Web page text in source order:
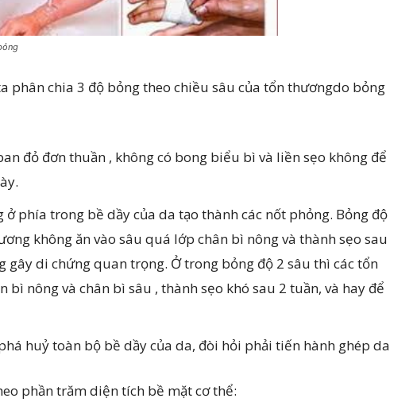
phân chia 3 độ bỏng theo chiều sâu của tổn thươngdo bỏng
đỏ đơn thuần , không có bong biểu bì và liền sẹo không để
ở phía trong bề dầy của da tạo thành các nốt phỏng. Bỏng độ
không ăn vào sâu quá lớp chân bì nông và thành sẹo sau
gây di chứng quan trọng. Ở trong bỏng độ 2 sâu thì các tổn
bì nông và chân bì sâu , thành sẹo khó sau 2 tuần, và hay để
huỷ toàn bộ bề dầy của da, đòi hỏi phải tiến hành ghép da
phần trăm diện tích bề mặt cơ thể: